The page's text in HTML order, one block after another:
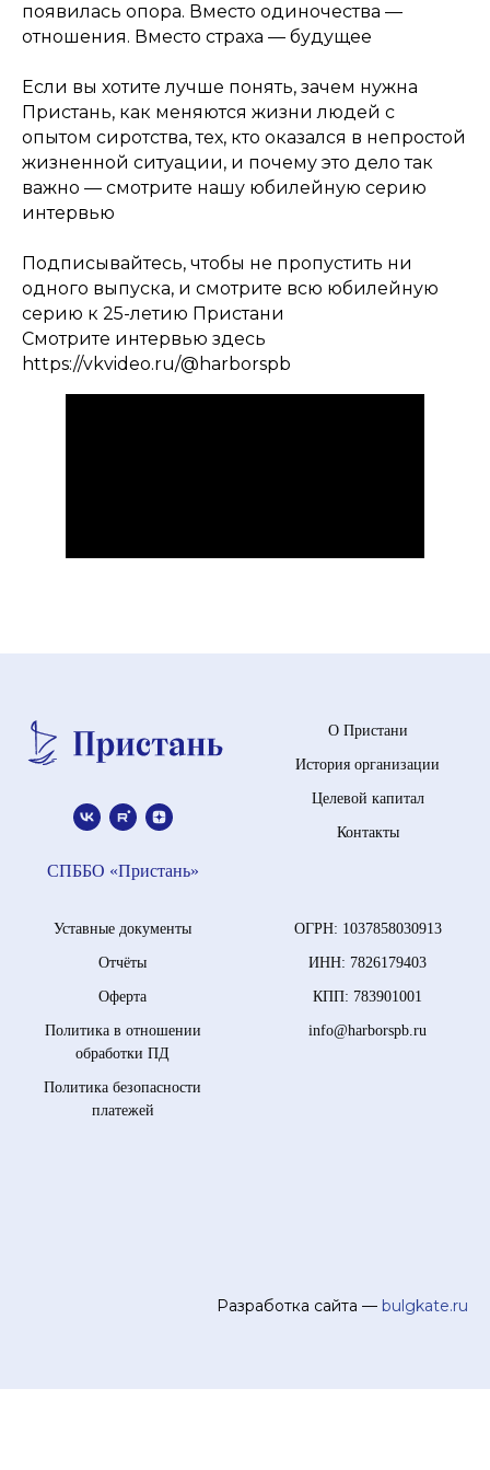
появилась опора. Вместо одиночества —
отношения. Вместо страха — будущее
Если вы хотите лучше понять, зачем нужна
Пристань, как меняются жизни людей с
опытом сиротства, тех, кто оказался в непростой
жизненной ситуации, и почему это дело так
важно — смотрите нашу юбилейную серию
интервью
Подписывайтесь, чтобы не пропустить ни
одного выпуска, и смотрите всю юбилейную
серию к 25-летию Пристани
С️мотрите интервью здесь
https://vkvideo.ru/@harborspb
СПББО «Пристань»
О Пристани
История организации
Целевой капитал
Контакты
Уставные документы
Отчёты
Оферта
Политика в отношении
обработки ПД
Политика безопасности
платежей
ОГРН: 1037858030913
ИНН: 7826179403
КПП: 783901001
info@harborspb.ru
Разработка сайта — bulgkate.ru